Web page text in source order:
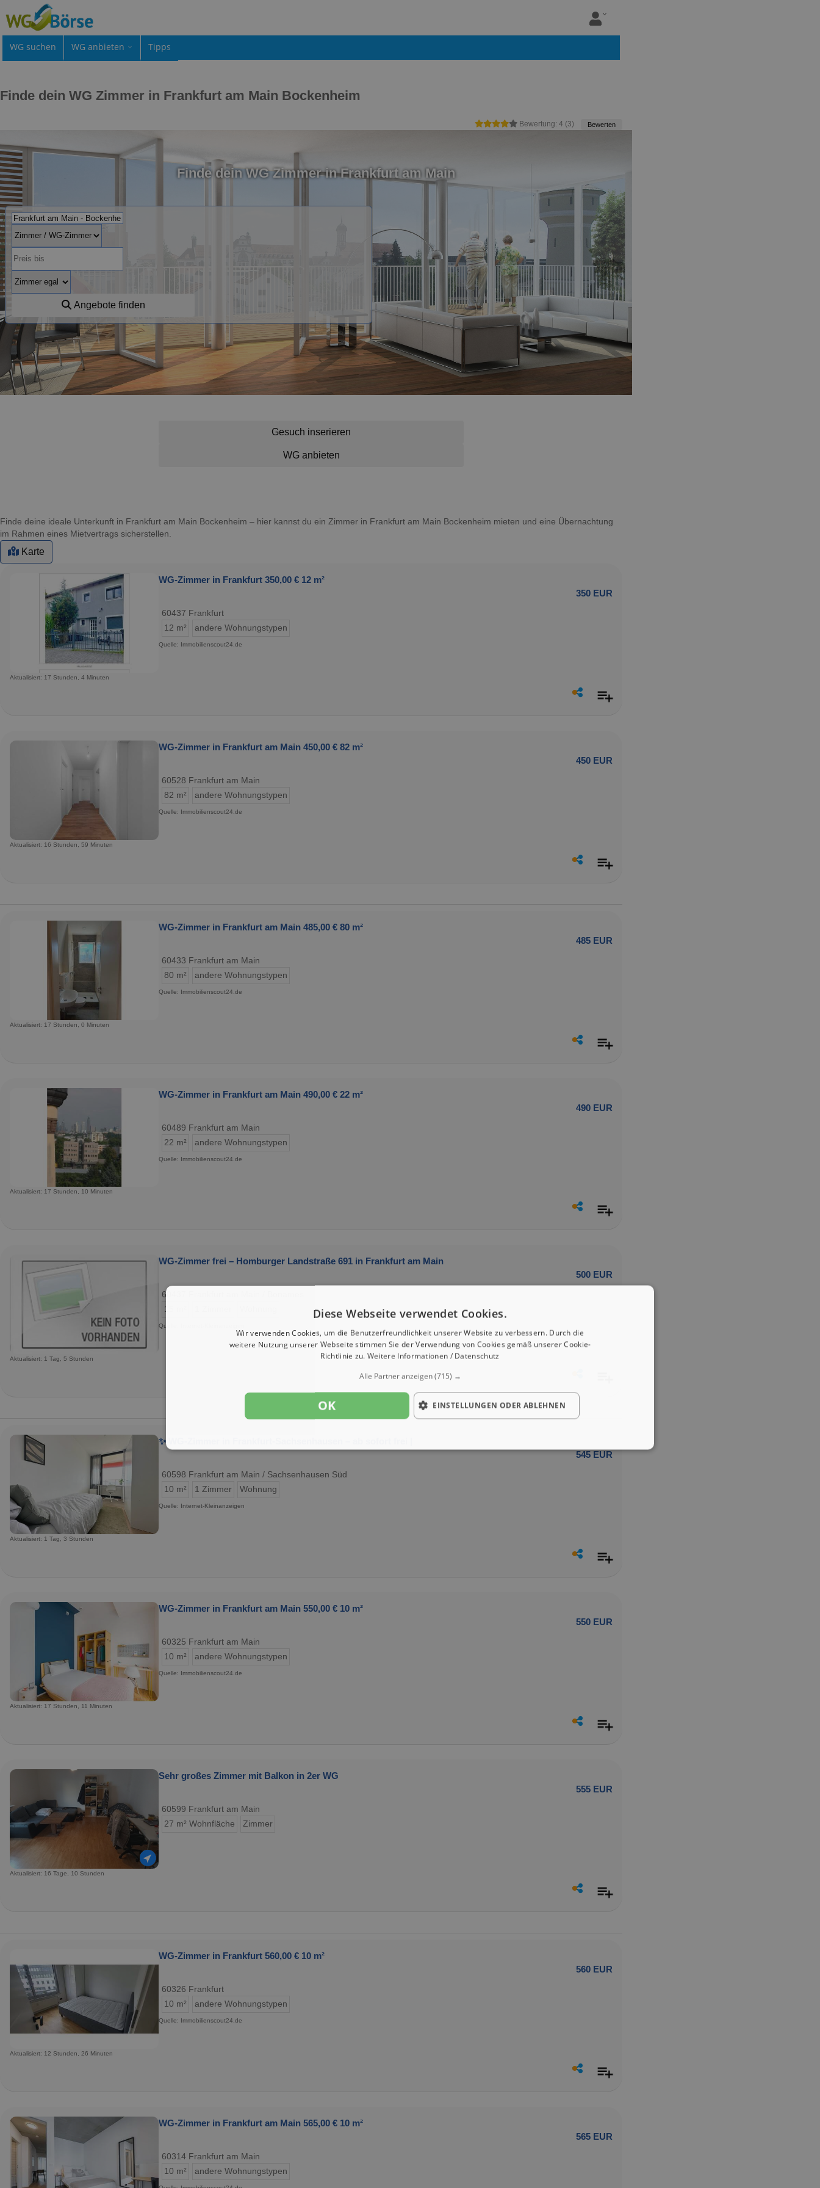
WG suchen WG anbieten Tipps
Finde dein WG Zimmer in Frankfurt am Main Bockenheim
Bewertung: 4 (3) Bewerten
Finde dein WG Zimmer in Frankfurt am Main
Angebote finden
Gesuch inserieren
WG anbieten
Finde deine ideale Unterkunft in Frankfurt am Main Bockenheim – hier kannst du ein Zimmer in Frankfurt am Main Bockenheim mieten und eine Übernachtung
im Rahmen eines Mietvertrags sicherstellen.
Karte
WG-Zimmer in Frankfurt 350,00 € 12 m²
350 EUR
60437 Frankfurt
12 m²
andere Wohnungstypen
Quelle: Immobilienscout24.de
Aktualisiert: 17 Stunden, 4 Minuten
WG-Zimmer in Frankfurt am Main 450,00 € 82 m²
450 EUR
60528 Frankfurt am Main
82 m²
andere Wohnungstypen
Quelle: Immobilienscout24.de
Aktualisiert: 16 Stunden, 59 Minuten
WG-Zimmer in Frankfurt am Main 485,00 € 80 m²
485 EUR
60433 Frankfurt am Main
80 m²
andere Wohnungstypen
Quelle: Immobilienscout24.de
Aktualisiert: 17 Stunden, 0 Minuten
WG-Zimmer in Frankfurt am Main 490,00 € 22 m²
490 EUR
60489 Frankfurt am Main
22 m²
andere Wohnungstypen
Quelle: Immobilienscout24.de
Aktualisiert: 17 Stunden, 10 Minuten
WG-Zimmer frei – Homburger Landstraße 691 in Frankfurt am Main
500 EUR
60437 Frankfurt am Main / Bonames
15 m²
Quelle: Internet-Kleinanzeigen
Aktualisiert: 1 Tag, 5 Stunden
✨ WG-Zimmer in Frankfurt-Sachsenhausen – ab sofort frei |
545 EUR
60598 Frankfurt am Main / Sachsenhausen Süd
10 m²
1 Zimmer Wohnung
Quelle: Internet-Kleinanzeigen
Aktualisiert: 1 Tag, 3 Stunden
WG-Zimmer in Frankfurt am Main 550,00 € 10 m²
550 EUR
60325 Frankfurt am Main
10 m²
andere Wohnungstypen
Quelle: Immobilienscout24.de
Aktualisiert: 17 Stunden, 11 Minuten
Sehr großes Zimmer mit Balkon in 2er WG
555 EUR
60599 Frankfurt am Main
27 m² Wohnfläche
Zimmer
Aktualisiert: 16 Tage, 10 Stunden
WG-Zimmer in Frankfurt 560,00 € 10 m²
560 EUR
60326 Frankfurt
10 m²
andere Wohnungstypen
Quelle: Immobilienscout24.de
Aktualisiert: 12 Stunden, 26 Minuten
WG-Zimmer in Frankfurt am Main 565,00 € 10 m²
565 EUR
60314 Frankfurt am Main
10 m²
andere Wohnungstypen
Diese Webseite verwendet Cookies.
Wir verwenden Cookies, um die Benutzerfreundlichkeit unserer Website zu verbessern. Durch die
weitere Nutzung unserer Webseite stimmen Sie der Verwendung von Cookies gemäß unserer Cookie-
Richtlinie zu. Weitere Informationen / Datenschutz
Alle Partner anzeigen(715) →
OK EINSTELLUNGEN ODER ABLEHNEN